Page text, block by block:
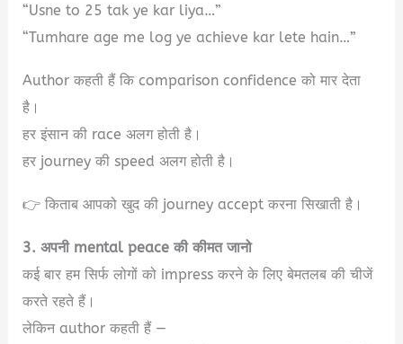
“Usne to 25 tak ye kar liya…”
“Tumhare age me log ye achieve kar lete hain…”
Author कहती हैं कि comparison confidence को मार देता
है।
हर इंसान की race अलग होती है।
हर journey की speed अलग होती है।
👉 किताब आपको खुद की journey accept करना सिखाती है।
3. अपनी mental peace की कीमत जानो
कई बार हम सिर्फ लोगों को impress करने के लिए बेमतलब की चीजें
करते रहते हैं।
लेकिन author कहती हैं —